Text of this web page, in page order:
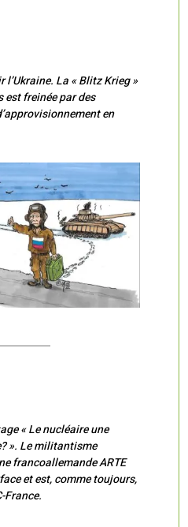
l’Ukraine. La « Blitz Krieg »
est freinée par des
en
« Le nucléaire une
». Le militantisme
francoallemande ARTE
et est, comme toujours,
France.